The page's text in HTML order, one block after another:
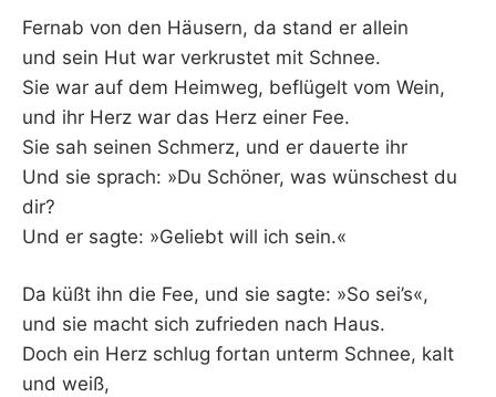
–
F
I
L
K
&
F
Fernab von den Häusern, da stand er allein
und sein Hut war verkrustet mit Schnee.
Sie war auf dem Heimweg, beflügelt vom Wein,
und ihr Herz war das Herz einer Fee.
Sie sah seinen Schmerz, und er dauerte ihr
Und sie sprach: »Du Schöner, was wünschest du
dir?
Und er sagte: »Geliebt will ich sein.«
Da küßt ihn die Fee, und sie sagte: »So sei’s«,
und sie macht sich zufrieden nach Haus.
Doch ein Herz schlug fortan unterm Schnee, kalt
und weiß,